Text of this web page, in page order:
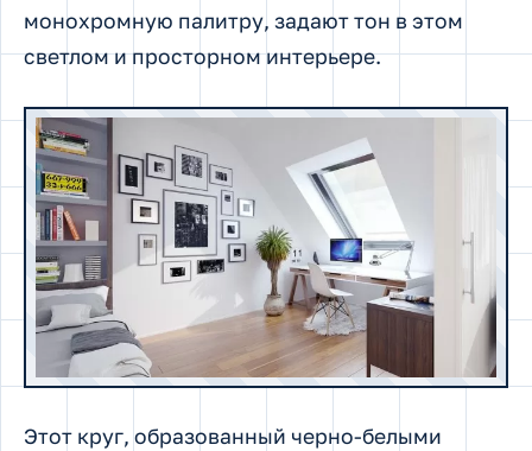
монохромную палитру, задают тон в этом
светлом и просторном интерьере.
Этот круг, образованный черно-белыми